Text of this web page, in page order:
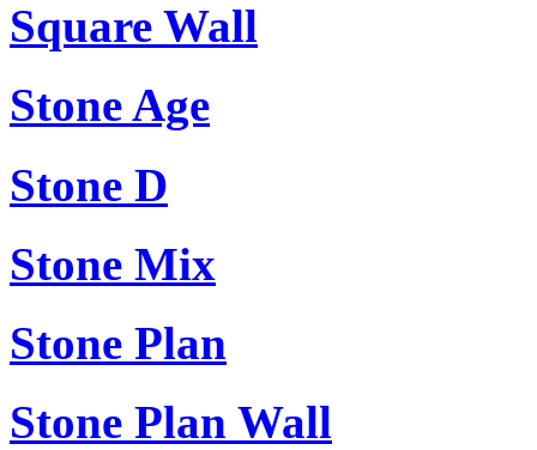
Square Wall
Stone Age
Stone D
Stone Mix
Stone Plan
Stone Plan Wall